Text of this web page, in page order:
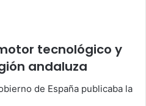
tecnológico y
andaluza
de España publicaba la